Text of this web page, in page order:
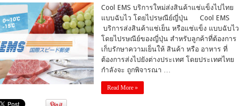
ณีย์
Cool EMS บริการใหม่ส่งสินค้าแช่แข็งไปไทย
แบบฉับไว โดยไปรษณีย์ญี่ปุ่น Cool EMS
บริการส่งสินค้าแช่เย็น หรือแช่แข็ง แบบฉับไว
โดยไปรษณีย์ของญี่ปุ่น สำหรับลูกค้าที่ต้องการ
เก็บรักษาความเย็นให้ สินค้า หรือ อาหาร ที่
ต้องการส่งไปยังต่างประเทศ โดยประเทศไทย
กำลังจะ ถูกพิจารณา …
Read More »